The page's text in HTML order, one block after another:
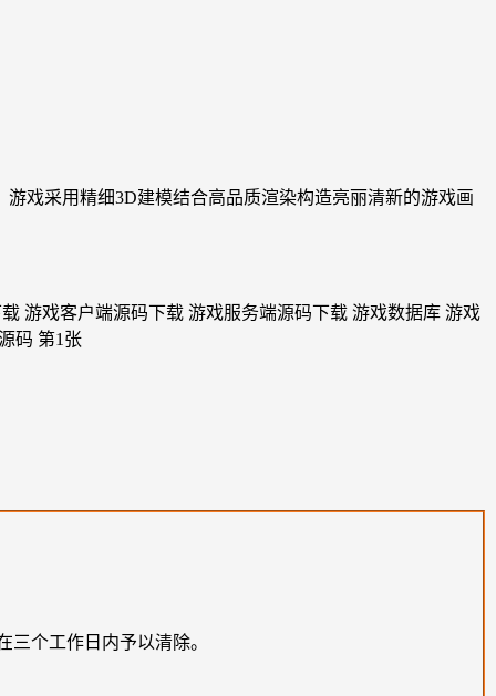
戏采用精细3D建模结合高品质渲染构造亮丽清新的游戏画
个工作日内予以清除。